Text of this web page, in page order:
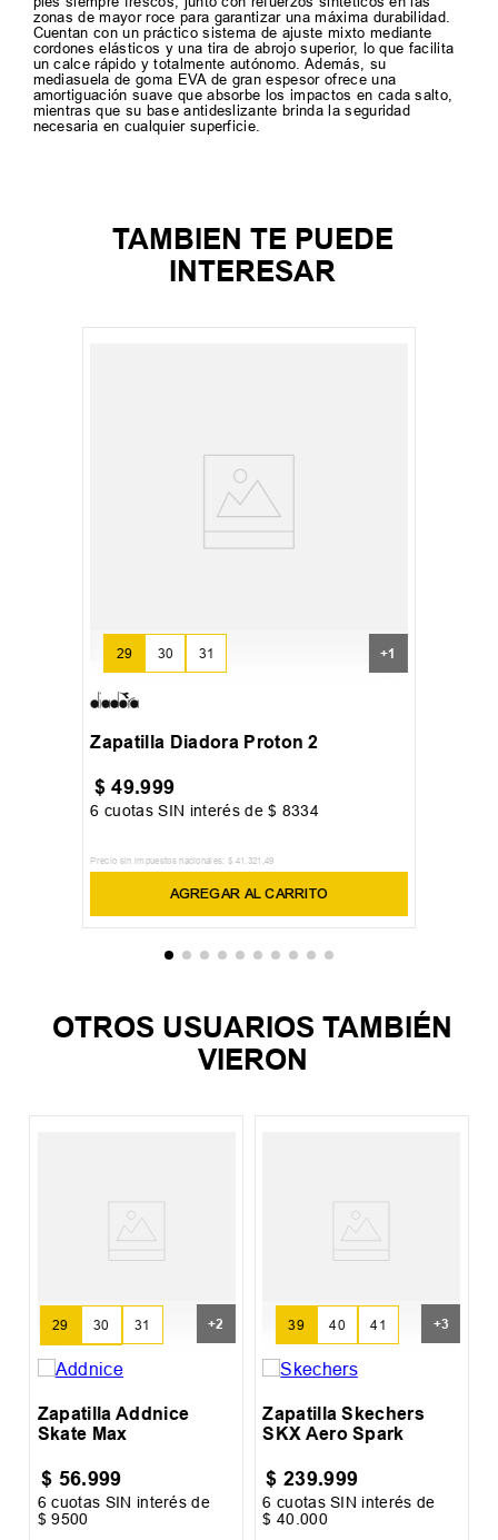
zonas de mayor roce para garantizar una máxima durabilidad.
Cuentan con un práctico sistema de ajuste mixto mediante
cordones elásticos y una tira de abrojo superior, lo que facilita
un calce rápido y totalmente autónomo. Además, su
mediasuela de goma EVA de gran espesor ofrece una
amortiguación suave que absorbe los impactos en cada salto,
mientras que su base antideslizante brinda la seguridad
necesaria en cualquier superficie.
TAMBIEN TE PUEDE
INTERESAR
29 30 31 +1
Zapatilla Diadora Proton 2
$ 49.999
6 cuotas SIN interés de$ 8334
Precio sin impuestos nacionales: $ 41 .321 ,49
AGREGAR AL CARRITO
OTROS USUARIOS TAMBIÉN
VIERON
29 30 31
32 33
+2
Zapatilla Addnice
Skate Max
$ 56.999
6 cuotas SIN interés de
$ 9500
39 40 41 +3
Zapatilla Skechers
SKX Aero Spark
$ 239.999
6 cuotas SIN interés de
$ 40 000